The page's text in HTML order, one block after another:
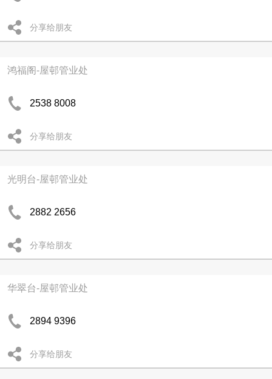
分享给朋友
鸿福阁-屋邨管业处
2538 8008
分享给朋友
光明台-屋邨管业处
2882 2656
分享给朋友
华翠台-屋邨管业处
2894 9396
分享给朋友